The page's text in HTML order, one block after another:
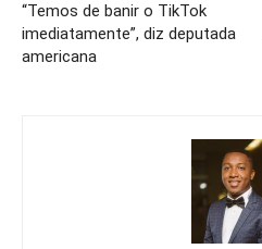
“Temos de banir o TikTok
imediatamente”, diz deputada
americana